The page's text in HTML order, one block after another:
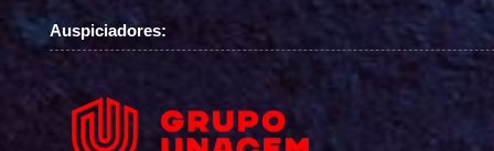
Auspiciadores: